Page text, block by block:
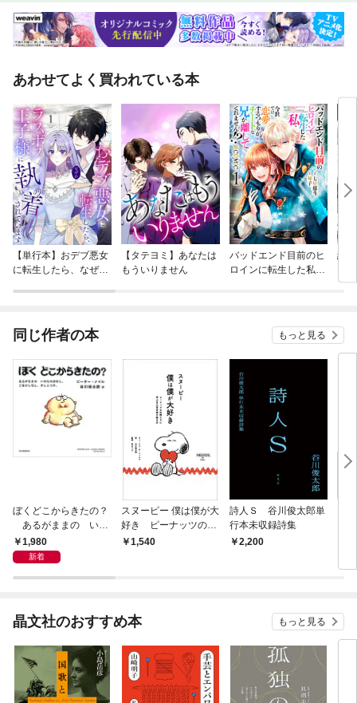
あわせてよく買われている本
【単行本】おデブ悪女
に転生したら、なぜか
【タテヨミ】あなたは
もういりません
バッドエンド目前のヒ
ロインに転生した私、
結
同じ作者の本 もっと見る
ぼくどこからきたの？
あるがままの いの
ちのはなし。ごまかし
なし、さしえつき。
1,980
新着
スヌーピー 僕は僕が大
好き ピーナッツの仲
間たちに学ぶ自己肯定
1,540
詩人Ｓ 谷川俊太郎単
行本未収録詩集
2,200
晶文社のおすすめ本 もっと見る